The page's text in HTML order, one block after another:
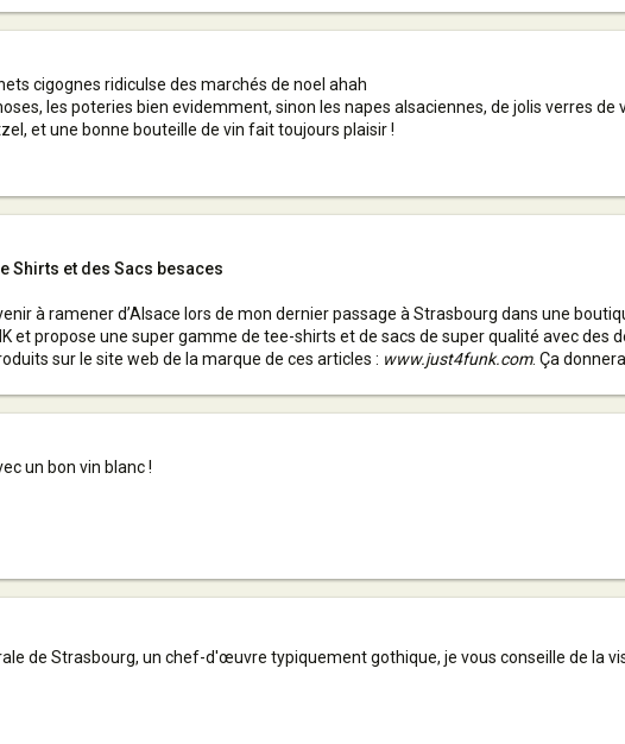
cigognes ridiculse des marchés de noel ahah
les poteries bien evidemment, sinon les napes alsaciennes, de jolis verres
et une bonne bouteille de vin fait toujours plaisir !
Shirts et des Sacs besaces
à ramener d’Alsace lors de mon dernier passage à Strasbourg dans une
et propose une super gamme de tee-shirts et de sacs de super qualité avec des
sur le site web de la marque de ces articles : www.just4funk.com. Ça
un bon vin blanc !
de Strasbourg, un chef-d'œuvre typiquement gothique, je vous conseille de la